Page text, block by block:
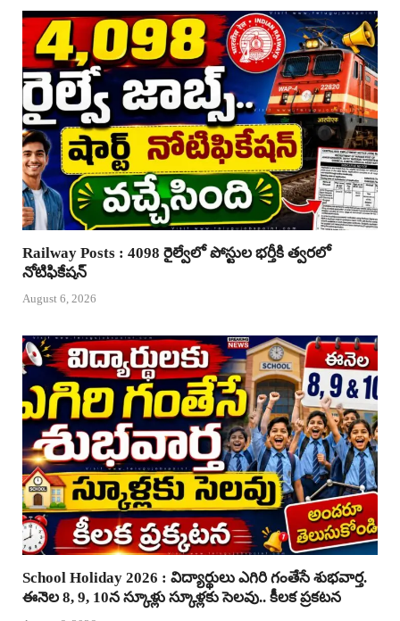
Railway Posts : 4098 రైల్వేలో పోస్టుల భర్తీకి త్వరలో
నోటిఫికేషన్
August 6, 2026
School Holiday 2026 : విద్యార్థులు ఎగిరి గంతేసే శుభవార్త.
ఈనెల 8, 9, 10న స్కూళ్లు స్కూళ్లకు సెలవు.. కీలక ప్రకటన